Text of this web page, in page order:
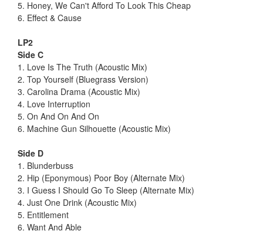
5. Honey, We Can't Afford To Look This Cheap
6. Effect & Cause
LP2
Side C
1. Love Is The Truth (Acoustic Mix)
2. Top Yourself (Bluegrass Version)
3. Carolina Drama (Acoustic Mix)
4. Love Interruption
5. On And On And On
6. Machine Gun Silhouette (Acoustic Mix)
Side D
1. Blunderbuss
2. Hip (Eponymous) Poor Boy (Alternate Mix)
3. I Guess I Should Go To Sleep (Alternate Mix)
4. Just One Drink (Acoustic Mix)
5. Entitlement
6. Want And Able